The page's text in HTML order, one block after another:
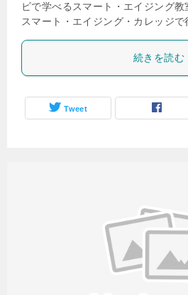
ビで学べるスマート・エイジング
スマート・エイジング・カレッジ
続きを読む
Tweet